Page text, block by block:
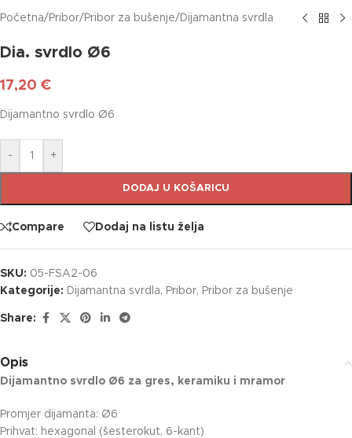
Početna/ Pribor/ Pribor za bušenje/ Dijamantna svrdla
Dia. svrdlo Ø6
17,20 €
Dijamantno svrdlo Ø6
- +
DODAJ U KOŠARICU
Compare Dodaj na listu želja
SKU: 05-FSA2-06
Kategorije: Dijamantna svrdla, Pribor, Pribor za bušenje
Share:
Opis
Dijamantno svrdlo Ø6 za gres, keramiku i mramor
Promjer dijamanta: Ø6
Prihvat: hexagonal (šesterokut, 6-kant)